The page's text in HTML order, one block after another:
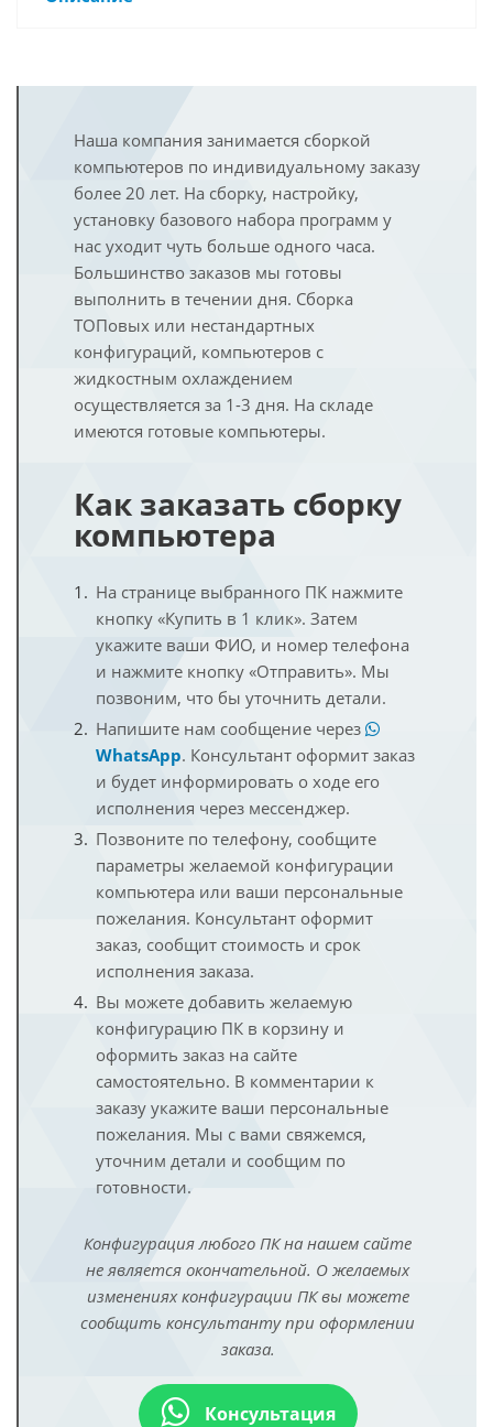
Наша компания занимается сборкой
компьютеров по индивидуальному заказу
более 20 лет. На сборку, настройку,
установку базового набора программ у
нас уходит чуть больше одного часа.
Большинство заказов мы готовы
выполнить в течении дня. Сборка
ТОПовых или нестандартных
конфигураций, компьютеров с
жидкостным охлаждением
осуществляется за 1-3 дня. На складе
имеются готовые компьютеры.
Как заказать сборку
компьютера
На странице выбранного ПК нажмите
кнопку «Купить в 1 клик». Затем
укажите ваши ФИО, и номер телефона
и нажмите кнопку «Отправить». Мы
позвоним, что бы уточнить детали.
Напишите нам сообщение через
WhatsApp. Консультант оформит заказ
и будет информировать о ходе его
исполнения через мессенджер.
Позвоните по телефону, сообщите
параметры желаемой конфигурации
компьютера или ваши персональные
пожелания. Консультант оформит
заказ, сообщит стоимость и срок
исполнения заказа.
Вы можете добавить желаемую
конфигурацию ПК в корзину и
оформить заказ на сайте
самостоятельно. В комментарии к
заказу укажите ваши персональные
пожелания. Мы с вами свяжемся,
уточним детали и сообщим по
готовности.
Конфигурация любого ПК на нашем сайте
не является окончательной. О желаемых
изменениях конфигурации ПК вы можете
сообщить консультанту при оформлении
заказа.
Консультация